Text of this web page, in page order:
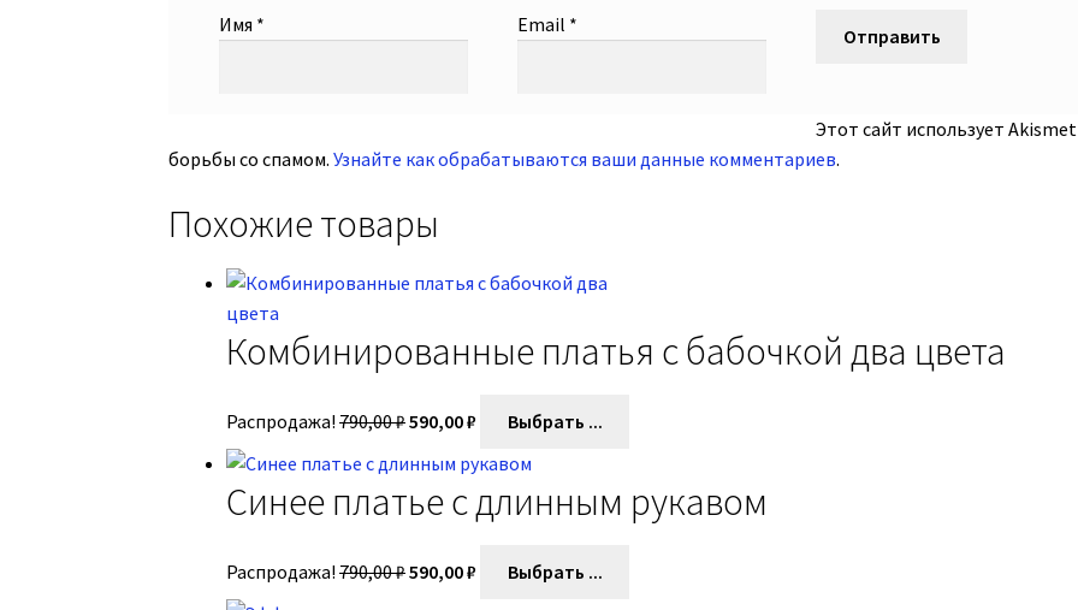
Имя * Email *
Этот сайт использует
борьбы со спамом.Узнайте как обрабатываются ваши данные комментариев.
Похожие товары
Комбинированные платья с бабочкой два цвета
Распродажа! 790,00₽590,00₽ Выбрать ...
Синее платье с длинным рукавом
Распродажа! 790,00₽590,00₽ Выбрать ...